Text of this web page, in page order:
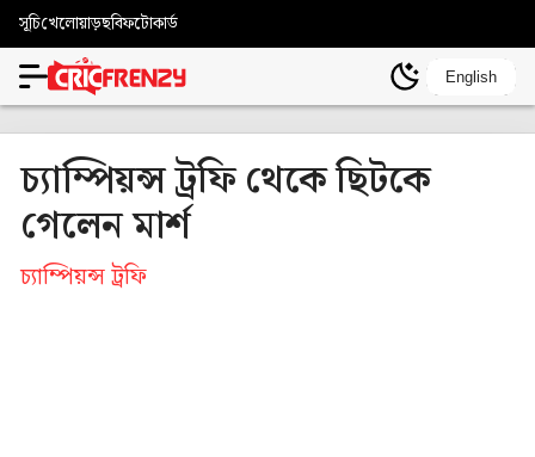
সূচিখেলোয়াড়ছবিফটোকার্ড
English
চ্যাম্পিয়ন্স ট্রফি থেকে ছিটকে
গেলেন মার্শ
চ্যাম্পিয়ন্স ট্রফি